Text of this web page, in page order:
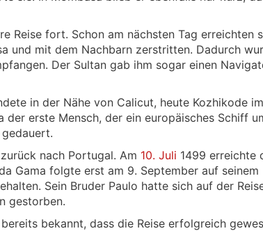
Reise fort. Schon am nächsten Tag erreichten
und mit dem Nachbarn zerstritten. Dadurch
Der Sultan gab ihm sogar einen
in der Nähe von Calicut, heute Kozhikode
der erste Mensch, der ein europäisches Schiff
zurück nach Portugal. Am 10. Juli 1499 erreichte
Gama folgte erst am 9. September auf seinem
Sein Bruder Paulo hatte sich auf der
gestorben.
bekannt, dass die Reise erfolgreich